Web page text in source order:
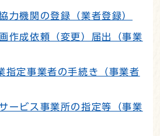
力機関の登録（業者登録）
作成依頼（変更）届出（事業
指定事業者の手続き（事業者
ービス事業所の指定等（事業